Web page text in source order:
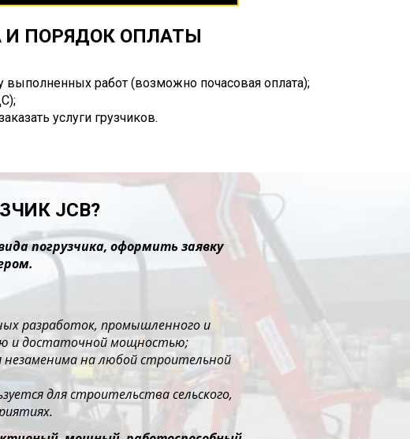
И ПОРЯДОК ОПЛАТЫ
выполненных работ (возможно почасовая оплата);
услуги грузчиков.
JCB?
погрузчика, оформить заявку
разработок, промышленного и
и достаточной мощностью;
незаменима на любой строительной
для строительства сельского,